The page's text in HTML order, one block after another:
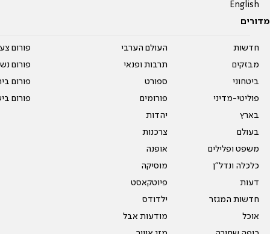
English
מדורים
חדשות
מבזקים
ביטחוני
פוליטי-מדיני
בארץ
בעולם
משפט ופלילים
כלכלה ונדל"ן
דעות
חדשות המגזר
אוכל
העולם הערבי
תרבות ופנאי
ספורט
פורומים
יהדות
צרכנות
אופנה
מוסיקה
פיוטקאסט
ילדודס
מודעות אבל
פורום
פורום
פורום
פורום